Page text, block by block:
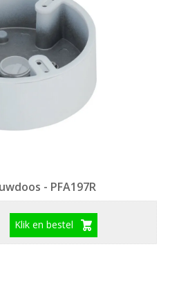
- PFA197R
Klik en bestel